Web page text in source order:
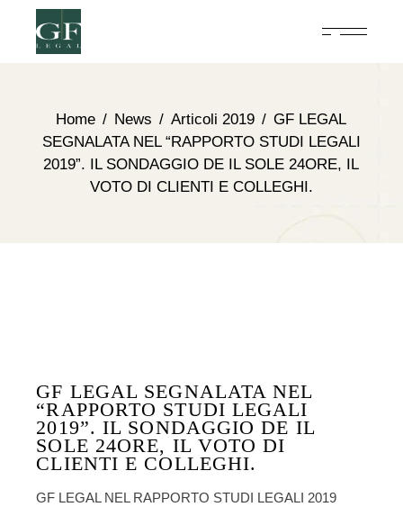
Home News Articoli 2019
GF LEGAL
SEGNALATA NEL “RAPPORTO STUDI LEGALI
2019”. IL SONDAGGIO DE IL SOLE 24ORE, IL
VOTO DI CLIENTI E COLLEGHI.
GF LEGAL SEGNALATA NEL
“RAPPORTO STUDI LEGALI
2019”. IL SONDAGGIO DE IL
SOLE 24ORE, IL VOTO DI
CLIENTI E COLLEGHI.
GF LEGAL NEL RAPPORTO STUDI LEGALI 2019